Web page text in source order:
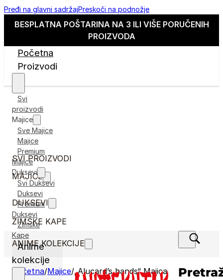
Pređi na glavni sadržajPreskoči na podnožje
BESPLATNA POŠTARINA NA 3 ILI VIŠE PORUČENIH
PROIZVODA
Početna
Proizvodi
Svi
proizvodi
Majice
Sve Majice
Majice
Premium
Majice
Duksevi
Svi Duksevi
Duksevi
Premium
Duksevi
Zimske
Kape
Anime
kolekcije
SVI PROIZVODI
MAJICE
DUKSEVI
ZIMSKE KAPE
ANIME KOLEKCIJE
Početna/Majice/„Alucard’s hands“ Majica